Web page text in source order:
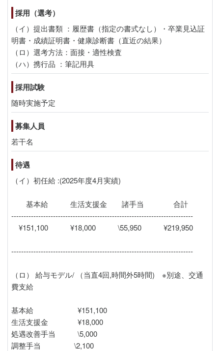
採用（選考）
（イ）提出書類 ：履歴書（指定の書式なし）・卒業見込証
明書・成績証明書・健康診断書（直近の結果）
（ロ）選考方法：面接・適性検査
（ハ）携行品 ：筆記用具
採用試験
随時実施予定
募集人員
若干名
待遇
（イ）初任給 :(2025年度4月実績)
基本給 生活支援金 諸手当 合計
--------------------------------------------------------------------------
¥151,100 ¥18,000 \55,950 ¥219,950
--------------------------------------------------------------------------
（ロ） 給与モデル/ （当直4回,時間外5時間) ※別途、交通
費支給
基本給 ¥151,100
生活支援金 ¥18,000
処遇改善手当 \5,000
調整手当 \2,100